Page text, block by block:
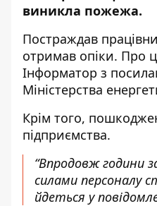
виникла пожежа.
Постраждав
отримав опіки. Про
Інформатор з
Міністерства
Крім того,
підприємства.
“Впродовж години
силами персоналу
йдеться у